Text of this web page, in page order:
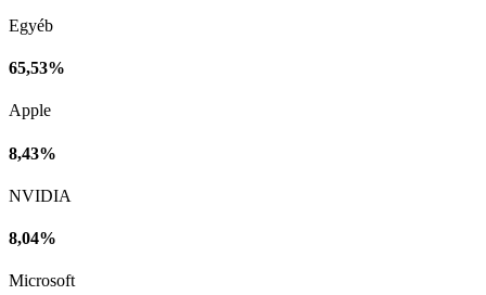
Egyéb
65,53%
Apple
8,43%
NVIDIA
8,04%
Microsoft